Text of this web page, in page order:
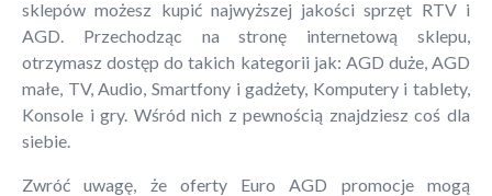
sklepów możesz kupić najwyższej jakości sprzęt RTV i
AGD. Przechodząc na stronę internetową sklepu,
otrzymasz dostęp do takich kategorii jak: AGD duże, AGD
małe, TV, Audio, Smartfony i gadżety, Komputery i tablety,
Konsole i gry. Wśród nich z pewnością znajdziesz coś dla
siebie.
Zwróć uwagę, że oferty Euro AGD promocje mogą